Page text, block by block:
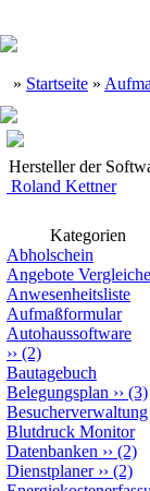
» Startseite »
Hersteller der
Roland Kettner
Kategorien
Abholschein
Angebote
Anwesenheitsliste
Aufmaßformular
Autohaussoftware
›› (2)
Bautagebuch
Belegungsplan ›› (3)
Besucherverwaltung
Blutdruck Monitor
Datenbanken ›› (2)
Dienstplaner›› (2)